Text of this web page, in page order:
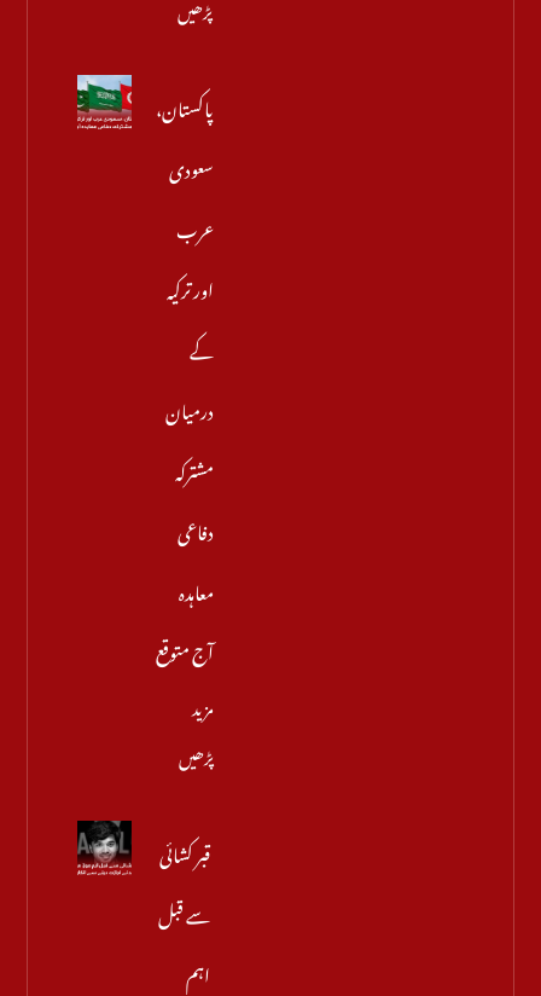
پاکستان،
سعودی
عرب
اور ترکیہ
کے
درمیان
مشترکہ
دفاعی
معاہدہ
آج متوقع
مزید
پڑھیں
قبر کشائی
سے قبل
اہم